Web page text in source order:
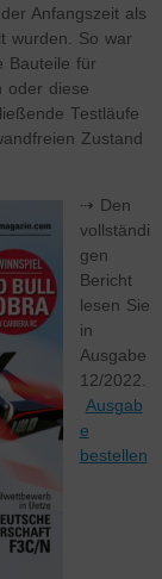
Anfangszeit als
wurden. So war
Bauteile für
oder diese
Testläufe
Zustand
⇢ Den
vollständi
gen
Bericht
lesen Sie
in
Ausgabe
12/2022.
Ausgab
e
bestellen